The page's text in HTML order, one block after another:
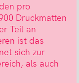
pro
Druckmatten
Teil an
ist das
sich zur
als auch